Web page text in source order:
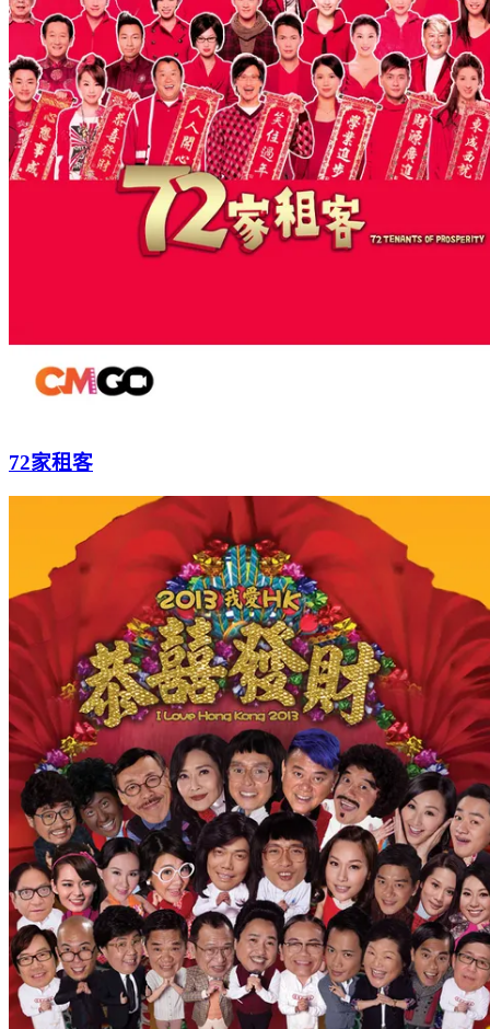
72家租客